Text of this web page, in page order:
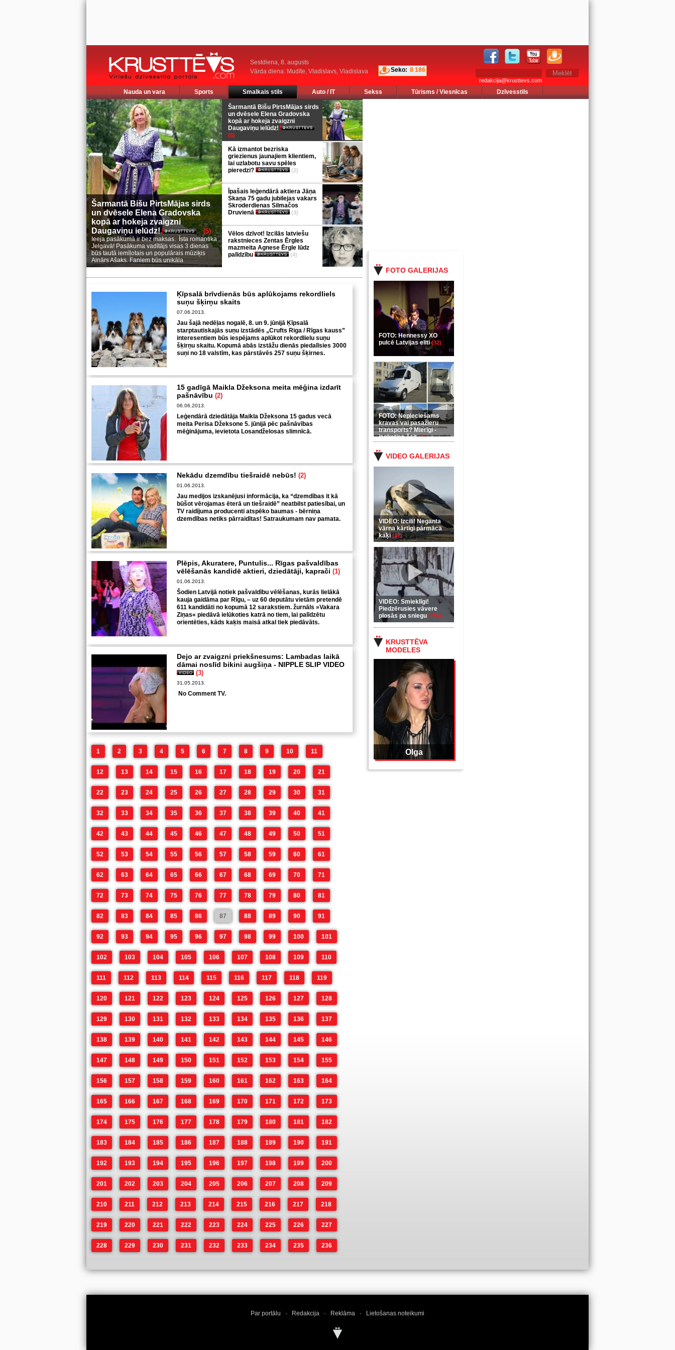
Sestdiena, 8. augusts
Vārda diena: Mudīte, Vladislavs, Vladislava
Seko: 8 186
redakcija@krusttevs.com
Nauda un vara Sports Smalkais stils Auto / IT Sekss Tūrisms / Viesnīcas Dzīvesstils
FOTO GALERIJAS
FOTO: Hennessy XO
pulcē Latvijas eliti(32)
FOTO: Nepieciešams
kravas vai pasažieru
transports? Mierīgi -
ieskaties šeit(35)
VIDEO GALERIJAS
VIDEO: Izcili! Neganta
vārna kārtīgi pārmāca
kaķi(37)
VIDEO: Smieklīgi!
Piedzērusies vāvere
plosās pa sniegu (255)
KRUSTTĒVA
MODELES
Olga
Šarmantā Bišu PirtsMājas sirds
un dvēsele Elena Gradovska
kopā ar hokeja zvaigzni
Daugaviņu ielūdz!
(5)
Ieeja pasākumā ir bez maksas. Īsta romantika
Jelgavā! Pasākuma vadītājs visas 3 dienas
būs tautā iemīļotais un populārais mūziķis
Ainārs Ašaks. Faniem būs unikāla
Šarmantā Bišu PirtsMājas sirds
un dvēsele Elena Gradovska
kopā ar hokeja zvaigzni
Daugaviņu ielūdz!
(5)
Kā izmantot bezriska
griezienus jaunajiem klientiem,
lai uzlabotu savu spēles
pieredzi?
(2)
Īpašais leģendārā aktiera Jāņa
Skaņa 75 gadu jubilejas vakars
Skroderdienas Silmačos
Druvienā
(3)
Vēlos dzīvot! Izcilās latviešu
rakstnieces Zentas Ērgles
mazmeita Agnese Ērgle lūdz
palīdzību
(4)
Ķīpsalā brīvdienās būs aplūkojams rekordliels
suņu šķirņu skaits
07.06.2013.
Jau šajā nedēļas nogalē, 8. un 9. jūnijā Ķīpsalā
starptautiskajās suņu izstādēs „Crufts Riga / Rīgas kauss”
interesentiem būs iespējams aplūkot rekordlielu suņu
šķirņu skaitu. Kopumā abās izstāžu dienās piedalīsies 3000
suņi no 18 valstīm, kas pārstāvēs 257 suņu šķirnes.
15 gadīgā Maikla Džeksona meita mēģina izdarīt
pašnāvību (2)
06.06.2013.
Leģendārā dziedātāja Maikla Džeksona 15 gadus vecā
meita Perisa Džeksone 5. jūnijā pēc pašnāvības
mēģinājuma, ievietota Losandželosas slimnīcā.
Nekādu dzemdību tiešraidē nebūs! (2)
01.06.2013.
Jau medijos izskanējusi informācija, ka “dzemdības it kā
būšot vērojamas ēterā un tiešraidē” neatbilst patiesībai, un
TV raidījuma producenti atspēko baumas - bērniņa
dzemdības netiks pārraidītas! Satraukumam nav pamata.
Plēpis, Akuratere, Puntulis... Rīgas pašvaldības
vēlēšanās kandidē aktieri, dziedātāji, kaprači (1)
01.06.2013.
Šodien Latvijā notiek pašvaldību vēlēšanas, kurās lielākā
kauja gaidāma par Rīgu, – uz 60 deputātu vietām pretendē
611 kandidāti no kopumā 12 sarakstiem. žurnāls »Vakara
Ziņas« piedāvā ielūkoties katrā no tiem, lai palīdzētu
orientēties, kāds kaķis maisā atkal tiek piedāvāts.
Dejo ar zvaigzni priekšnesums: Lambadas laikā
dāmai noslīd bikini augšiņa - NIPPLE SLIP VIDEO
(3)
31.05.2013.
No Comment TV.
1 2 3 4 5 6 7 8 9 10 11
12 13 14 15 16 17 18 19 20 21
22 23 24 25 26 27 28 29 30 31
32 33 34 35 36 37 38 39 40 41
42 43 44 45 46 47 48 49 50 51
52 53 54 55 56 57 58 59 60 61
62 63 64 65 66 67 68 69 70 71
72 73 74 75 76 77 78 79 80 81
82 83 84 85 86 87 88 89 90 91
92 93 94 95 96 97 98 99 100 101
102 103 104 105 106 107 108 109 110
111 112 113 114 115 116 117 118 119
120 121 122 123 124 125 126 127 128
129 130 131 132 133 134 135 136 137
138 139 140 141 142 143 144 145 146
147 148 149 150 151 152 153 154 155
156 157 158 159 160 161 162 163 164
165 166 167 168 169 170 171 172 173
174 175 176 177 178 179 180 181 182
183 184 185 186 187 188 189 190 191
192 193 194 195 196 197 198 199 200
201 202 203 204 205 206 207 208 209
210 211 212 213 214 215 216 217 218
219 220 221 222 223 224 225 226 227
228 229 230 231 232 233 234 235 236
Par portālu · Redakcija · Reklāma · Lietošanas noteikumi